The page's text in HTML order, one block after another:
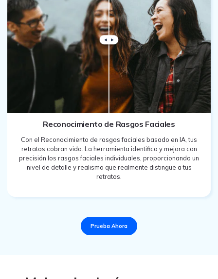
Reconocimiento de Rasgos Faciales
Con el Reconocimiento de rasgos faciales basado en IA, tus
retratos cobran vida. La herramienta identifica y mejora con
precisión los rasgos faciales individuales, proporcionando un
nivel de detalle y realismo que realmente distingue a tus
retratos.
Prueba Ahora